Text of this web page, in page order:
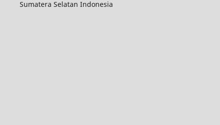
Sumatera Selatan Indonesia